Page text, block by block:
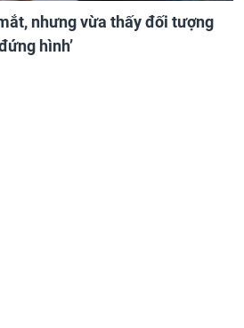
nhưng vừa thấy đối tượng
hình’